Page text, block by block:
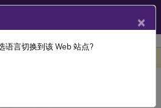
Virtual Delivery Agent 2112
Linux 2、
Linux 虚拟投递代
×
语言切换到该 Web 站点?